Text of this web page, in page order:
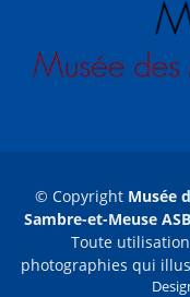
© Copyright Musée
Sambre-et-Meuse
Toute
photographies qui